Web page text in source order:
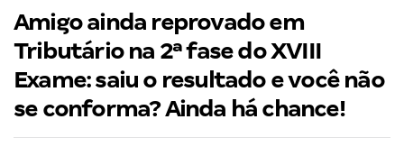
Amigo ainda reprovado em
Tributário na 2ª fase do XVIII
Exame: saiu o resultado e você não
se conforma? Ainda há chance!